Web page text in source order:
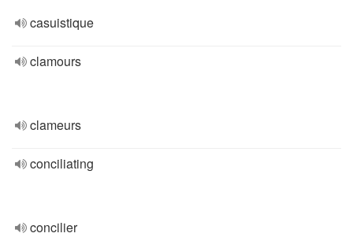
casuistique
clamours
clameurs
conciliating
concilier